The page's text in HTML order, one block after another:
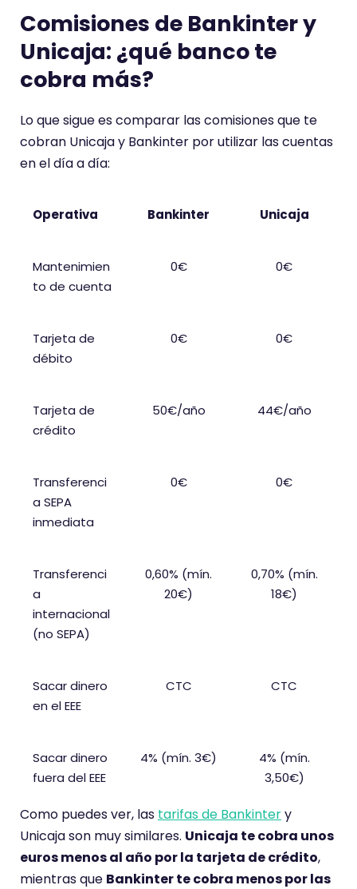
t
a
r
i
t
i
e
a
p
n
c
n
e
Comisiones de Bankinter y
Unicaja: ¿qué banco te
cobra más?
Lo que sigue es comparar las comisiones que te
cobran Unicaja y Bankinter por utilizar las cuentas
en el día a día:
Operativa Bankinter Unicaja
Mantenimien
to de cuenta
0€ 0€
Tarjeta de
débito
0€ 0€
Tarjeta de
crédito
50€/año 44€/año
Transferenci
a SEPA
inmediata
0€ 0€
Transferenci
a
internacional
(no SEPA)
0,60% (mín.
20€)
0,70% (mín.
18€)
Sacar dinero
en el EEE
CTC CTC
Sacar dinero
fuera del EEE
4% (mín. 3€)
4% (mín.
3,50€)
Como puedes ver, las tarifas de Bankintery
Unicaja son muy similares. Unicaja te cobra unos
euros menos al año por la tarjeta de crédito,
mientras que Bankinter te cobra menos por las